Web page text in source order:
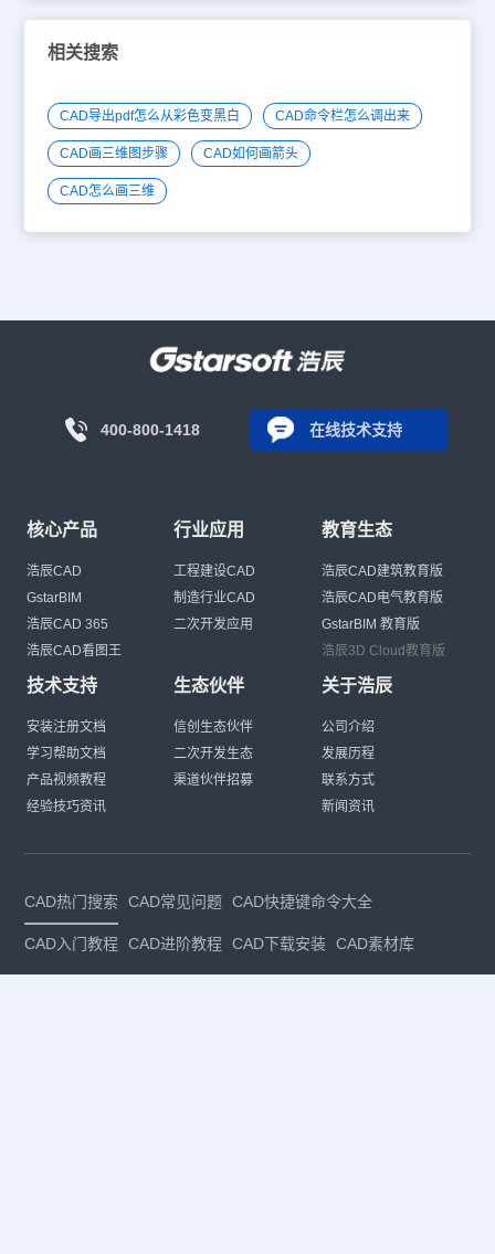
相关搜索
CAD导出pdf怎么从彩色变黑白 CAD命令栏怎么调出来
CAD画三维图步骤 CAD如何画箭头
CAD怎么画三维
400-800-1418 在线技术支持
核心产品
浩辰CAD
GstarBIM
浩辰CAD 365
浩辰CAD看图王
行业应用
工程建设CAD
制造行业CAD
二次开发应用
教育生态
浩辰CAD建筑教育版
浩辰CAD电气教育版
GstarBIM 教育版
浩辰3D Cloud教育版
技术支持
安装注册文档
学习帮助文档
产品视频教程
经验技巧资讯
生态伙伴
信创生态伙伴
二次开发生态
渠道伙伴招募
关于浩辰
公司介绍
发展历程
联系方式
新闻资讯
CAD热门搜索 CAD常见问题 CAD快捷键命令大全
CAD入门教程 CAD进阶教程 CAD下载安装 CAD素材库